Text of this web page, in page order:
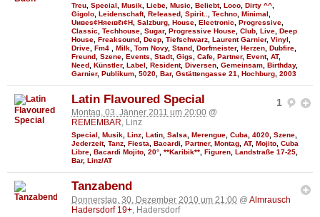
Treu Special Musik Liebe Music Beliebt, Loco Dirty ^^
Gigolo Leidenschaft, Released Spirit.. Techno Minimal
Uивєs¢Няєιвℓι¢Н Salzburg House Electronic Progressive
Classic
Techhouse Sugar, Progressive House Club Live Deep
House Freaksound Deep Tiefschwarz Laurent Garnier, Vinyl
Drive Fm4 Milk Tom Novy, Stand Dorfmeister, Herzen Dubfire
Freund Szene Events Stadt, Gigs Cafe Partner, Event, AT,
Need Künstler, Label Resident, Diversen Gemeinsam Birthday,
Garnier, Publikum 5020 Bar, Gstättengasse 21 Hochburg 2003
1
Latin Flavoured Special
Montag, 03. Jänner 2011 um 20:00 @
REMEMBAR, Linz
Special Musik Linz Latin Salsa Merengue Cuba 4020 Szene
Jederzeit, Tanz Fiesta Bacardi Partner, Montag AT, Mojito Cuba
Libre Bacardi Mojito 20° **Karibik** Figuren Landstraße 17-25
Bar, Linz/AT
Tanzabend
Donnerstag, 30. Dezember 2010 um 21:00 @ Almrausch
Hadersdorf 19+ , Hadersdorf